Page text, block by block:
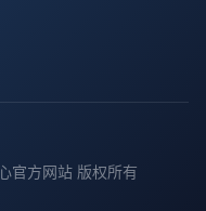
官方网站 版权所有